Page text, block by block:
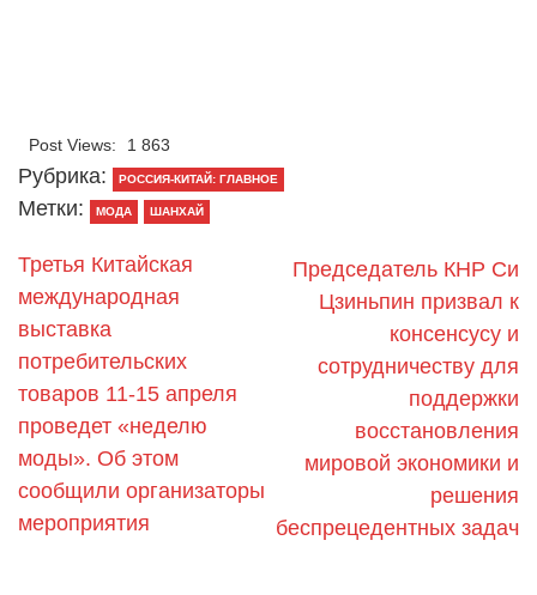
Post Views: 1 863
Рубрика: РОССИЯ-КИТАЙ: ГЛАВНОЕ
Метки: МОДА ШАНХАЙ
Третья Китайская
международная
выставка
потребительских
товаров 11-15 апреля
проведет «неделю
моды». Об этом
сообщили организаторы
мероприятия
Председатель КНР Си
Цзиньпин призвал к
консенсусу и
сотрудничеству для
поддержки
восстановления
мировой экономики и
решения
беспрецедентных задач